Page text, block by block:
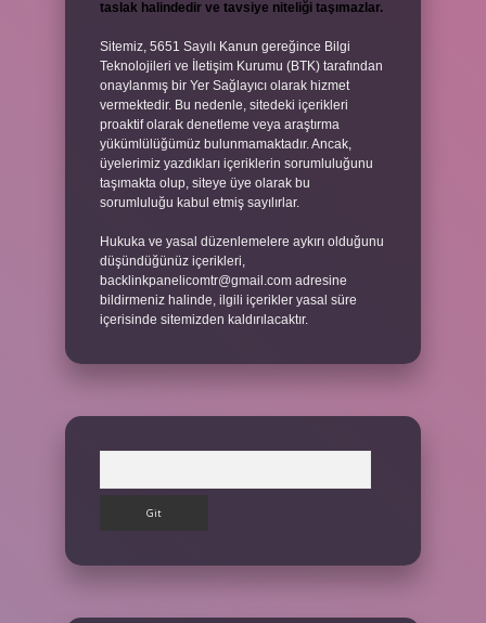
taslak halindedir ve tavsiye niteliği taşımazlar.
Sitemiz, 5651 Sayılı Kanun gereğince Bilgi
Teknolojileri ve İletişim Kurumu (BTK) tarafından
onaylanmış bir Yer Sağlayıcı olarak hizmet
vermektedir. Bu nedenle, sitedeki içerikleri
proaktif olarak denetleme veya araştırma
yükümlülüğümüz bulunmamaktadır. Ancak,
üyelerimiz yazdıkları içeriklerin sorumluluğunu
taşımakta olup, siteye üye olarak bu
sorumluluğu kabul etmiş sayılırlar.
Hukuka ve yasal düzenlemelere aykırı olduğunu
düşündüğünüz içerikleri,
backlinkpanelicomtr@gmail.com adresine
bildirmeniz halinde, ilgili içerikler yasal süre
içerisinde sitemizden kaldırılacaktır.